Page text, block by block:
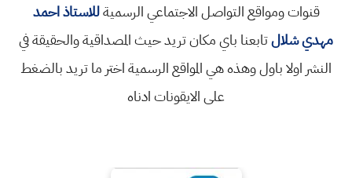
قنوات ومواقع التواصل الاجتماعي الرسميةللاستاذ احمد
مهدي شلالتابعنا باي مكان تريد حيث المصداقية والحقيقة في
النشر اولا باول وهذه هي المواقع الرسمية اختر ما تريد بالضغط
على الايقونات ادناه